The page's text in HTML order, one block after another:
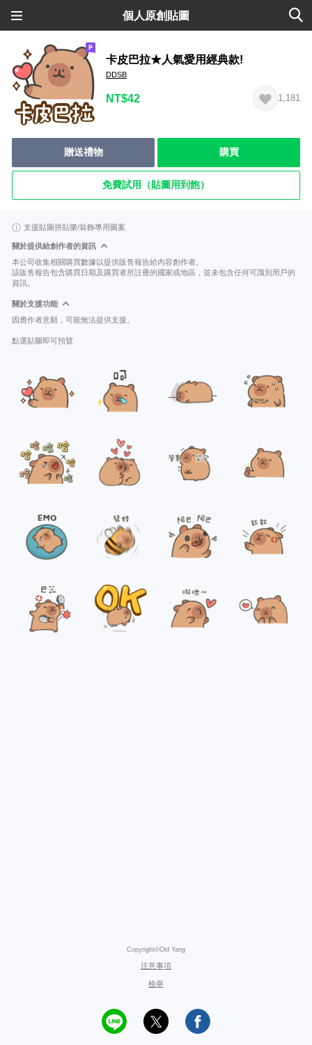
個人原創貼圖
卡皮巴拉★人氣愛用經典款!
DDSB
NT$42 1,181
贈送禮物 購買
免費試用（貼圖用到飽）
支援貼圖拼貼樂/裝飾專用圖案
關於提供給創作者的資訊
本公司收集相關購買數據以提供販售報告給內容創作者。
該販售報告包含購買日期及購買者所註冊的國家或地區，並未包含任何可識別用戶的
資訊。
關於支援功能
因應作者意願，可能無法提供支援。
點選貼圖即可預覽
Copyright©Old Yang
注意事項
檢舉